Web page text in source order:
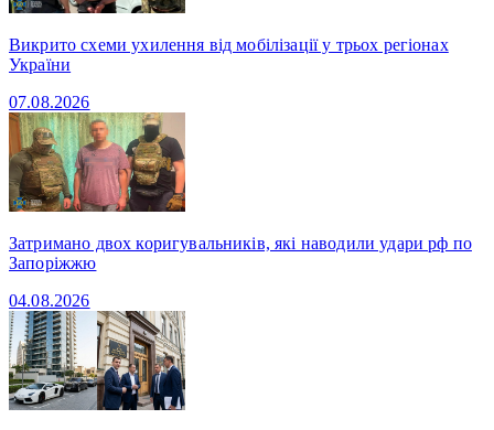
Викрито схеми ухилення від мобілізації у трьох регіонах
України
07.08.2026
Затримано двох коригувальників, які наводили удари рф по
Запоріжжю
04.08.2026